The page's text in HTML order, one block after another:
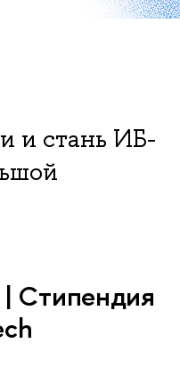
и стань ИБ-
Cтипендия